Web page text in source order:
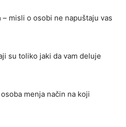
– misli o osobi ne napuštaju vas
su toliko jaki da vam deluje
menja način na koji